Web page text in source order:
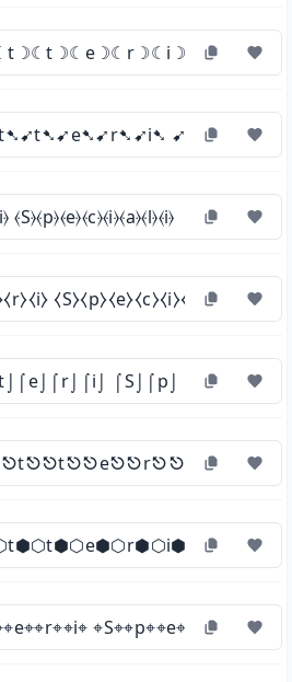
⦑S⦒⦑p⦒⦑e⦒⦑c⦒⦑i⦒⦑a⦒⦑l⦒⦑i⦒
⧼S⧽⧼p⧽⧼e⧽⧼c⧽⧼i⧽⧼a⧽⧼l⧽⧼i⧽